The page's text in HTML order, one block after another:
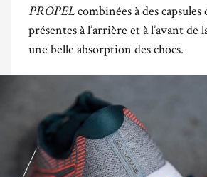
PROPELcombinées à des capsules
présentes à l’arrière et à l’avant de
une belle absorption des chocs.